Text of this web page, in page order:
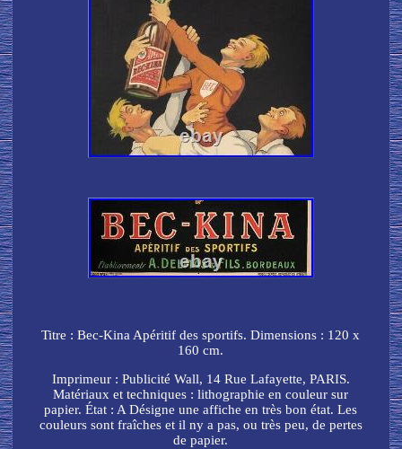
Titre : Bec-Kina Apéritif des sportifs. Dimensions : 120 x
160 cm.
Imprimeur : Publicité Wall, 14 Rue Lafayette, PARIS.
Matériaux et techniques : lithographie en couleur sur
papier. État : A Désigne une affiche en très bon état. Les
couleurs sont fraîches et il ny a pas, ou très peu, de pertes
de papier.